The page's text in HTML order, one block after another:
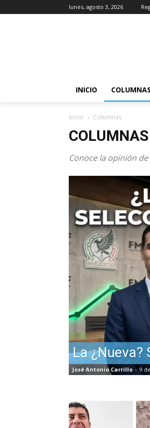
lunes, agosto 3, 2026
INICIO COLUMNAS
Inicio Columnas
COLUMNAS
Conoce la opinión
La ¿Nueva?
José Antonio Carrillo - 9